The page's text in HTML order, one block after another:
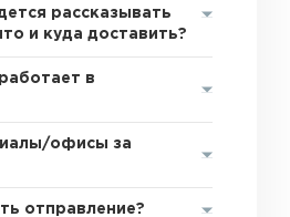
рассказывать
и куда доставить?
в
офисы за
отправление?